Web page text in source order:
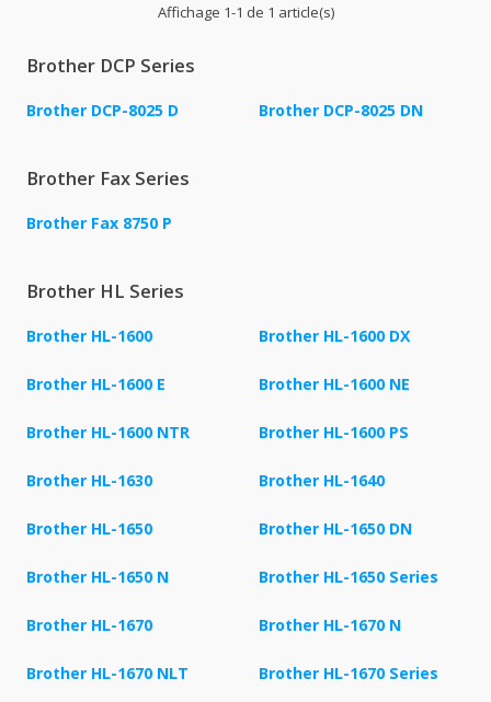
Affichage 1-1 de 1 article(s)
Brother DCP Series
Brother DCP-8025 D Brother DCP-8025 DN
Brother Fax Series
Brother Fax 8750 P
Brother HL Series
Brother HL-1600 Brother HL-1600 DX
Brother HL-1600 E Brother HL-1600 NE
Brother HL-1600 NTR Brother HL-1600 PS
Brother HL-1630 Brother HL-1640
Brother HL-1650 Brother HL-1650 DN
Brother HL-1650 N Brother HL-1650 Series
Brother HL-1670 Brother HL-1670 N
Brother HL-1670 NLT Brother HL-1670 Series